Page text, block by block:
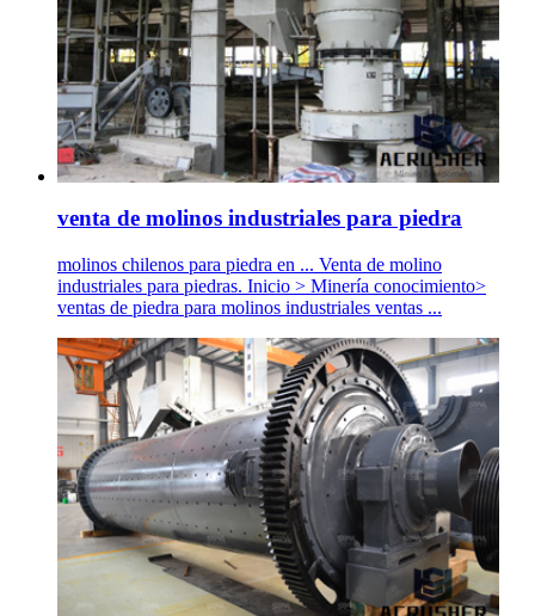
venta de molinos industriales para piedra
molinos chilenos para piedra en ... Venta de molino
industriales para piedras. Inicio > Minería conocimiento>
ventas de piedra para molinos industriales ventas ...